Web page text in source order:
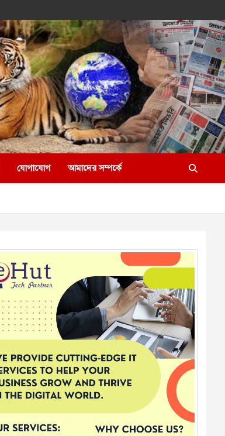
যোগাযোগ আমাদের সম্পর্কে